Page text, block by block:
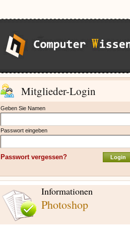
Mitglieder-Login
Geben Sie Namen
Passwort eingeben
Passwort vergessen?
Informationen
Photoshop